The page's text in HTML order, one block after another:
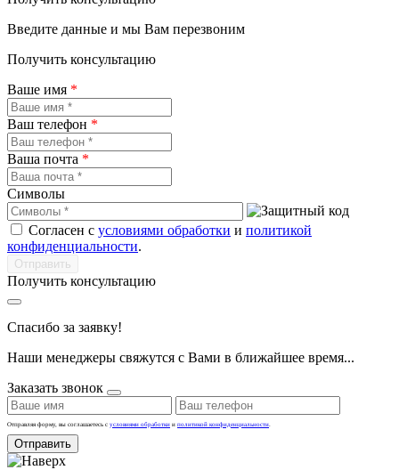
Введите данные и мы Вам перезвоним
Получить консультацию
Ваше имя *
Ваш телефон *
Ваша почта *
Символы
Согласен с условиями обработки и политикой
конфиденциальности.
Получить консультацию
Спасибо за заявку!
Наши менеджеры свяжутся с Вами в ближайшее время...
Заказать звонок
Отправляя форму, вы соглашаетесь с условиями обработки и политикой конфиденциальности.
Отправить